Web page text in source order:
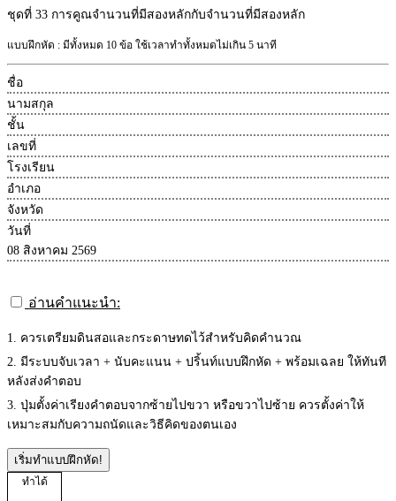
ชุดที่ 33 การคูณจำนวนที่มีสองหลักกับจำนวนที่มีสองหลัก
แบบฝึกหัด : มีทั้งหมด 10 ข้อ ใช้เวลาทำทั้งหมดไม่เกิน 5 นาที
ชื่อ
นามสกุล
ชั้น
เลขที่
โรงเรียน
อำเภอ
จังหวัด
วันที่
08 สิงหาคม 2569
อ่านคำแนะนำ:
1. ควรเตรียมดินสอและกระดาษทดไว้สำหรับคิดคำนวณ
2. มีระบบจับเวลา + นับคะแนน + ปริ้นท์แบบฝึกหัด + พร้อมเฉลย ให้ทันที
หลังส่งคำตอบ
3. ปุ่มตั้งค่าเรียงคำตอบจากซ้ายไปขวา หรือขวาไปซ้าย ควรตั้งค่าให้
เหมาะสมกับความถนัดและวิธีคิดของตนเอง
เริ่มทำแบบฝึกหัด!
ทำได้